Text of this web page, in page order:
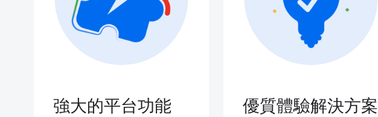
強大的平台功能 優質體驗解決方案